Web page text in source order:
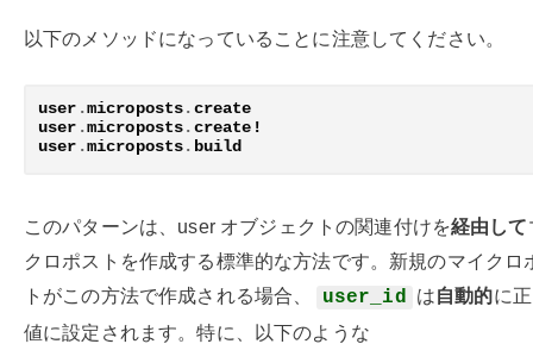
以下のメソッドになっていることに注意してください。
user .microposts.create
user .microposts.create!
user .microposts. build
このパターンは、user オブジェクトの関連付けを経由して
クロポストを作成する標準的な方法です。新規のマイクロ
トがこの方法で作成される場合、
user_id は自動的に
値に設定されます。特に、以下のような